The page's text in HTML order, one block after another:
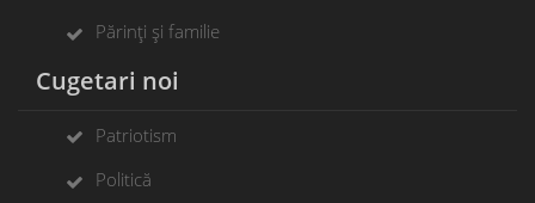
Părinți și familie
Cugetari noi
Patriotism
Politică